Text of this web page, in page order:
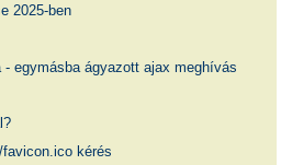
2025-ben
egymásba ágyazott ajax meghívás
kérés